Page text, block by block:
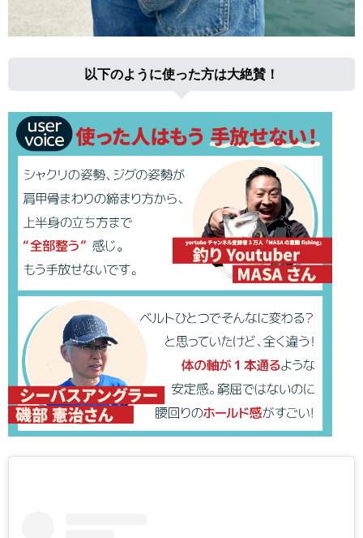
以下のように使った方は大絶賛！